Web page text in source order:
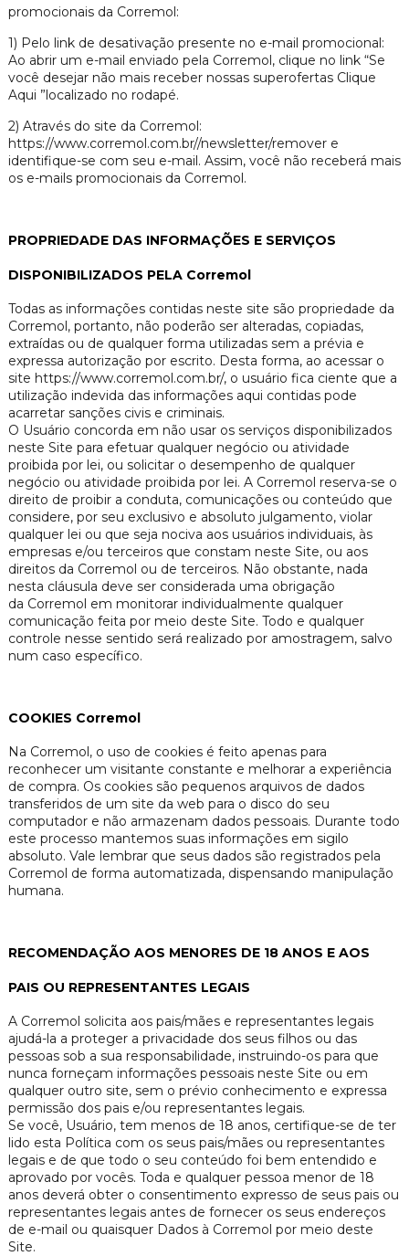
promocionais da Corremol:
1) Pelo link de desativação presente no e-mail promocional:
Ao abrir um e-mail enviado pela Corremol, clique no link “Se
você desejar não mais receber nossas superofertas Clique
Aqui ”localizado no rodapé.
2) Através do site da Corremol:
https://www.corremol.com.br//newsletter/remover e
identifique-se com seu e-mail. Assim, você não receberá mais
os e-mails promocionais da Corremol.
PROPRIEDADE DAS INFORMAÇÕES E SERVIÇOS
DISPONIBILIZADOS PELA Corremol
Todas as informações contidas neste site são propriedade da
Corremol, portanto, não poderão ser alteradas, copiadas,
extraídas ou de qualquer forma utilizadas sem a prévia e
expressa autorização por escrito. Desta forma, ao acessar o
site https://www.corremol.com.br/, o usuário fica ciente que a
utilização indevida das informações aqui contidas pode
acarretar sanções civis e criminais.
O Usuário concorda em não usar os serviços disponibilizados
neste Site para efetuar qualquer negócio ou atividade
proibida por lei, ou solicitar o desempenho de qualquer
negócio ou atividade proibida por lei. A Corremol reserva-se o
direito de proibir a conduta, comunicações ou conteúdo que
considere, por seu exclusivo e absoluto julgamento, violar
qualquer lei ou que seja nociva aos usuários individuais, às
empresas e/ou terceiros que constam neste Site, ou aos
direitos da Corremol ou de terceiros. Não obstante, nada
nesta cláusula deve ser considerada uma obrigação
da Corremol em monitorar individualmente qualquer
comunicação feita por meio deste Site. Todo e qualquer
controle nesse sentido será realizado por amostragem, salvo
num caso específico.
COOKIES Corremol
Na Corremol, o uso de cookies é feito apenas para
reconhecer um visitante constante e melhorar a experiência
de compra. Os cookies são pequenos arquivos de dados
transferidos de um site da web para o disco do seu
computador e não armazenam dados pessoais. Durante todo
este processo mantemos suas informações em sigilo
absoluto. Vale lembrar que seus dados são registrados pela
Corremol de forma automatizada, dispensando manipulação
humana.
RECOMENDAÇÃO AOS MENORES DE 18 ANOS E AOS
PAIS OU REPRESENTANTES LEGAIS
A Corremol solicita aos pais/mães e representantes legais
ajudá-la a proteger a privacidade dos seus filhos ou das
pessoas sob a sua responsabilidade, instruindo-os para que
nunca forneçam informações pessoais neste Site ou em
qualquer outro site, sem o prévio conhecimento e expressa
permissão dos pais e/ou representantes legais.
Se você, Usuário, tem menos de 18 anos, certifique-se de ter
lido esta Política com os seus pais/mães ou representantes
legais e de que todo o seu conteúdo foi bem entendido e
aprovado por vocês. Toda e qualquer pessoa menor de 18
anos deverá obter o consentimento expresso de seus pais ou
representantes legais antes de fornecer os seus endereços
de e-mail ou quaisquer Dados à Corremol por meio deste
Site.